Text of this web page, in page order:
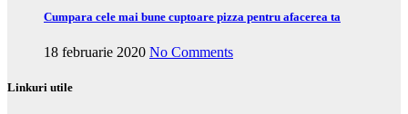
Cumpara cele mai bune cuptoare pizza pentru afacerea ta
18 februarie 2020 No Comments
Linkuri utile